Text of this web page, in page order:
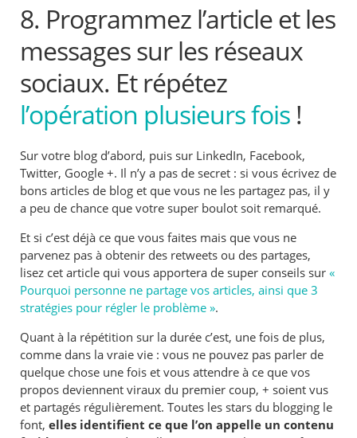
8. Programmez l’article et les
messages sur les réseaux
sociaux. Et répétez
l’opération plusieurs fois !
Sur votre blog d’abord, puis sur LinkedIn, Facebook,
Twitter, Google +. Il n’y a pas de secret : si vous écrivez de
bons articles de blog et que vous ne les partagez pas, il y
a peu de chance que votre super boulot soit remarqué.
Et si c’est déjà ce que vous faites mais que vous ne
parvenez pas à obtenir des retweets ou des partages,
lisez cet article qui vous apportera de super conseils sur«
Pourquoi personne ne partage vos articles, ainsi que 3
stratégies pour régler le problème ».
Quant à la répétition sur la durée c’est, une fois de plus,
comme dans la vraie vie : vous ne pouvez pas parler de
quelque chose une fois et vous attendre à ce que vos
propos deviennent viraux du premier coup, + soient vus
et partagés régulièrement. Toutes les stars du blogging le
font,elles identifient ce que l’on appelle un contenu